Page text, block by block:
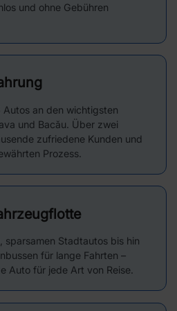
und ohne Gebühren
an den wichtigsten
und Bacău. Über zwei
zufriedene Kunden und
Prozess.
sparsamen Stadtautos bis hin
für lange Fahrten –
Auto für jede Art von Reise.